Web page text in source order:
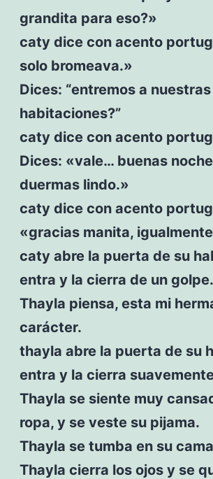
grandita para eso?»
caty dice con acento
solo bromeava.»
Dices: “entremos a nuestras
habitaciones?”
caty dice con acento
Dices: «vale… buenas
duermas lindo.»
caty dice con acento
«gracias manita,
caty abre la puerta de su
entra y la cierra de un golpe.
Thayla piensa, esta mi
carácter.
thayla abre la puerta de su
entra y la cierra
Thayla se siente muy
ropa, y se veste su pijama.
Thayla se tumba en su
Thayla cierra los ojos y se